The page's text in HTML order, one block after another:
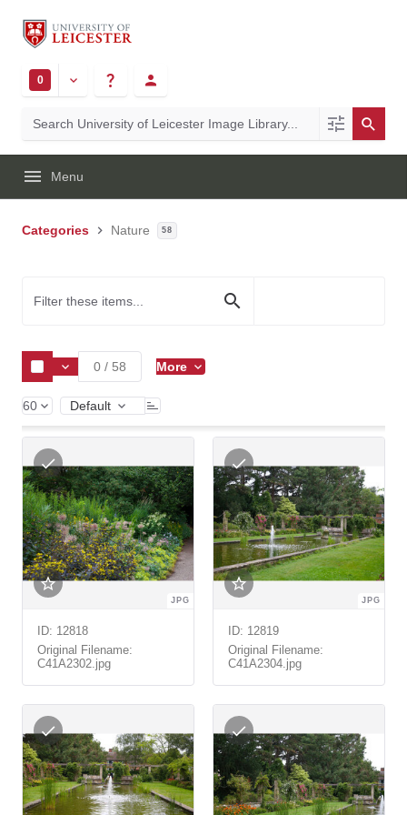
0
Menu
Categories Nature 58
0 / 58 More
60 Default
JPG
ID: 12818
Original Filename:
C41A2302.jpg
JPG
ID: 12819
Original Filename:
C41A2304.jpg